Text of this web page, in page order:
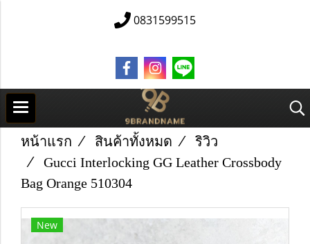
0831599515
หน้าแรก สินค้าทั้งหมด
ริวิว
Gucci Interlocking GG Leather Crossbody
Bag Orange 510304
New